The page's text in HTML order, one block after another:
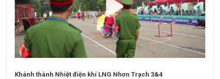
Khánh thành Nhiệt điện khí LNG Nhơn Trạch 3&4